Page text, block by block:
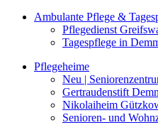
Ambulante Pflege &
Pflegedienst
Tagespflege in
Pflegeheime
Neu |
Gertraudenstift
Nikolaiheim
Senioren- und